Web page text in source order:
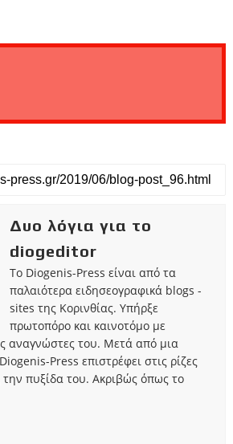
Δυο λόγια για το
diogeditor
Το Diogenis-Press είναι από τα
παλαιότερα ειδησεογραφικά blogs -
sites της Κορινθίας. Υπήρξε
πρωτοπόρο και καινοτόμο με
αναγνώστες του. Μετά από μια
Press επιστρέφει στις ρίζες
πυξίδα του. Ακριβώς όπως το